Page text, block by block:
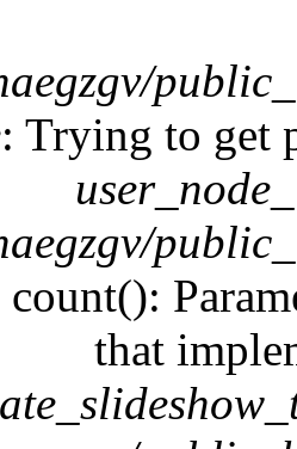
: Trying to get
count():
that